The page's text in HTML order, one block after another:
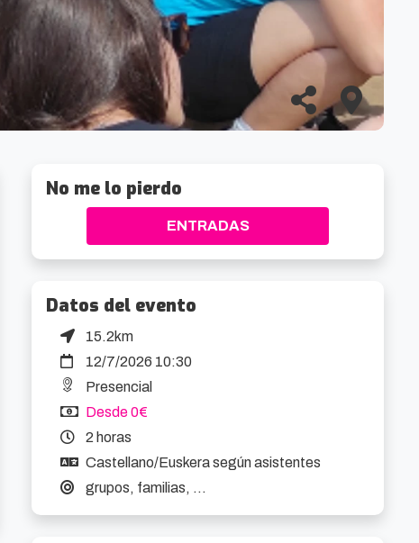
No me lo pierdo
ENTRADAS
Datos del evento
15.2km
12/7/2026 10:30
Presencial
Desde 0€
2 horas
Castellano/Euskera según asistentes
grupos, familias, ...